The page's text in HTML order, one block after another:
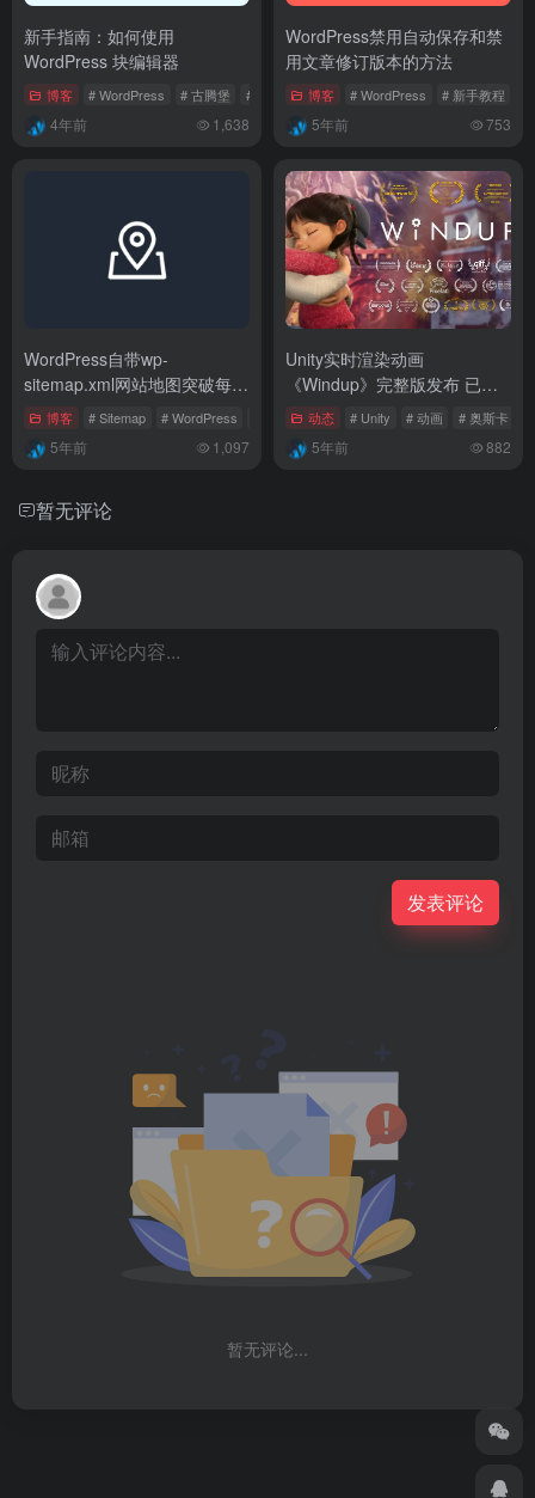
新手指南：如何使用
WordPress 块编辑器
博客 # WordPress # 古腾堡 # 编辑器
4年前 1,638
WordPress禁用自动保存和禁
用文章修订版本的方法
博客 # WordPress # 新手教程
5年前 753
WordPress自带wp-
sitemap.xml网站地图突破每页
2000的数量限制
博客 # Sitemap # WordPress # 新手教程
5年前 1,097
Unity实时渲染动画
《Windup》完整版发布 已入
选奥斯卡
动态 # Unity # 动画 # 奥斯卡
5年前 882
暂无评论
发表评论
暂无评论...